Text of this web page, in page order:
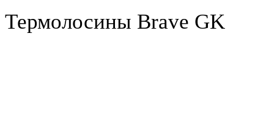
Термолосины Brave GK